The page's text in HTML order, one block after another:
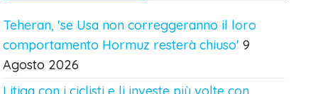
Teheran, 'se Usa non correggeranno il loro
comportamento Hormuz resterà chiuso' 9
Agosto 2026